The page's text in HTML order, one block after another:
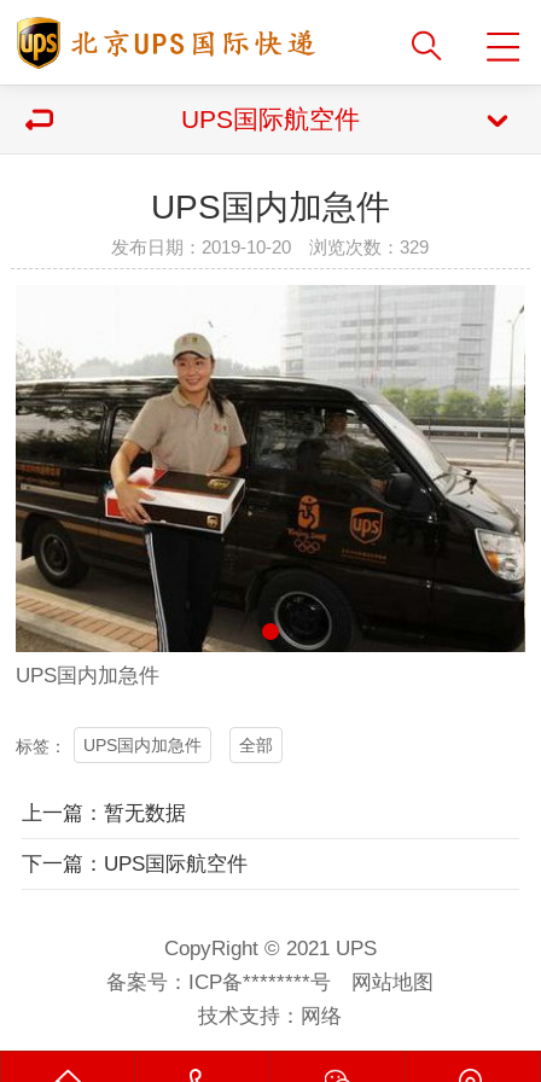
UPS国际航空件
UPS国内加急件
发布日期：2019-10-20 浏览次数：329
UPS国内加急件
标签： UPS国内加急件 全部
上一篇：暂无数据
下一篇：UPS国际航空件
CopyRight © 2021 UPS
备案号： ICP备********号
网站地图
技术支持： 网络